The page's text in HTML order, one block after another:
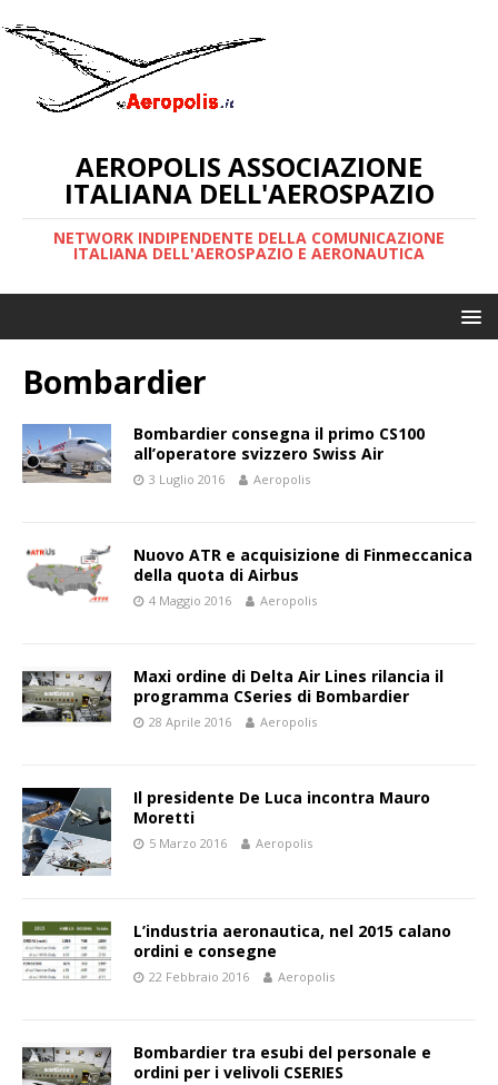
AEROPOLIS ASSOCIAZIONE
ITALIANA DELL'AEROSPAZIO
NETWORK INDIPENDENTE DELLA COMUNICAZIONE
ITALIANA DELL'AEROSPAZIO E AERONAUTICA
Bombardier
Bombardier consegna il primo CS100
all’operatore svizzero Swiss Air
3 Luglio 2016 Aeropolis
Nuovo ATR e acquisizione di Finmeccanica
della quota di Airbus
4 Maggio 2016 Aeropolis
Maxi ordine di Delta Air Lines rilancia il
programma CSeries di Bombardier
28 Aprile 2016 Aeropolis
Il presidente De Luca incontra Mauro
Moretti
5 Marzo 2016 Aeropolis
L’industria aeronautica, nel 2015 calano
ordini e consegne
22 Febbraio 2016 Aeropolis
Bombardier tra esubi del personale e
ordini per i velivoli CSERIES